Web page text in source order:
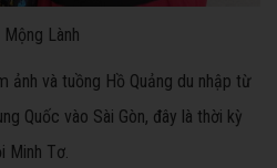
Lành
ảnh và tuồng Hồ Quảng du nhập từ
Quốc vào Sài Gòn, đây là thời kỳ
Minh Tơ.